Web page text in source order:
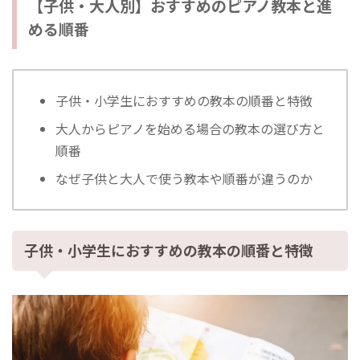
【子供・大人別】おすすめのピアノ教本と進
める順番
子供・小学生におすすめの教本の順番と特徴
大人からピアノを始める場合の教本の選び方と
順番
なぜ子供と大人で使う教本や順番が違うのか
子供・小学生におすすめの教本の順番と特徴